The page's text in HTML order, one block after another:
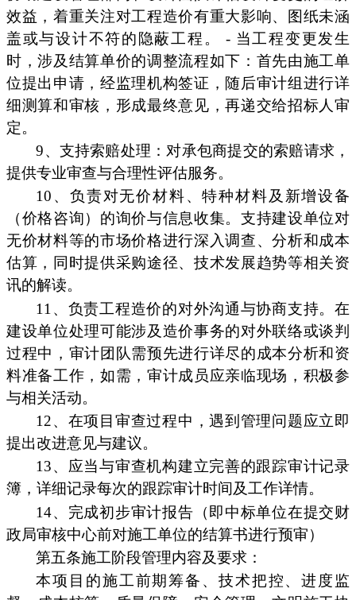
效益，着重关注对工程造价有重大影响、图纸未涵
盖或与设计不符的隐蔽工程。 - 当工程变更发生
时，涉及结算单价的调整流程如下：首先由施工单
位提出申请，经监理机构签证，随后审计组进行详
细测算和审核，形成最终意见，再递交给招标人审
定。
9、支持索赔处理：对承包商提交的索赔请求，
提供专业审查与合理性评估服务。
10、负责对无价材料、特种材料及新增设备
（价格咨询）的询价与信息收集。支持建设单位对
无价材料等的市场价格进行深入调查、分析和成本
估算，同时提供采购途径、技术发展趋势等相关资
讯的解读。
11、负责工程造价的对外沟通与协商支持。在
建设单位处理可能涉及造价事务的对外联络或谈判
过程中，审计团队需预先进行详尽的成本分析和资
料准备工作，如需，审计成员应亲临现场，积极参
与相关活动。
12、在项目审查过程中，遇到管理问题应立即
提出改进意见与建议。
13、应当与审查机构建立完善的跟踪审计记录
簿，详细记录每次的跟踪审计时间及工作详情。
14、完成初步审计报告（即中标单位在提交财
政局审核中心前对施工单位的结算书进行预审）
第五条施工阶段管理内容及要求：
本项目的施工前期筹备、技术把控、进度监